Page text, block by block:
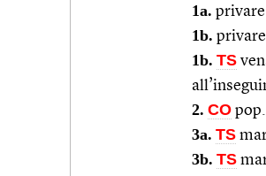
1a.
1b.
1b. TS
2. CO
3a. TS
3b. TS